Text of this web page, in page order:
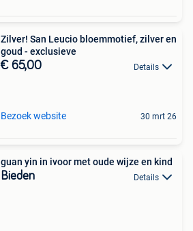
Zilver! San Leucio bloemmotief, zilver en
goud - exclusieve
€ 65,00 Details
Bezoek website 30 mrt 26
guan yin in ivoor met oude wijze en kind
Bieden Details